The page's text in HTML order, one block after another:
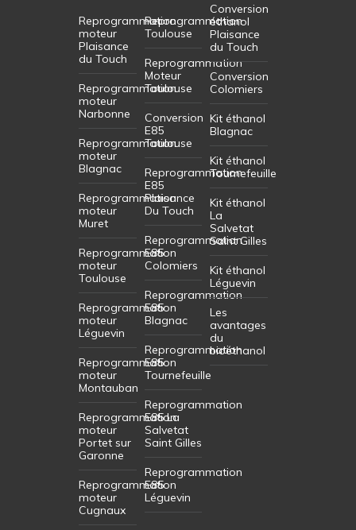
Reprogrammation
moteur
Plaisance
du Touch
Reprogrammation
moteur
Narbonne
Reprogrammation
moteur
Blagnac
Reprogrammation
moteur
Muret
Reprogrammation
moteur
Toulouse
Reprogrammation
moteur
Léguevin
Reprogrammation
moteur
Montauban
Reprogrammation
moteur
Portet sur
Garonne
Reprogrammation
moteur
Cugnaux
Reprogrammation
Toulouse
Reprogrammation
Moteur
Toulouse
Conversion
E85
Toulouse
Reprogrammation
E85
Plaisance
Du Touch
Reprogrammation
E85
Colomiers
Reprogrammation
E85
Blagnac
Reprogrammation
E85
Tournefeuille
Reprogrammation
E85 La
Salvetat
Saint Gilles
Reprogrammation
E85
Léguevin
Conversion
éthanol
Plaisance
du Touch
Conversion
Colomiers
Kit éthanol
Blagnac
Kit éthanol
Tournefeuille
Kit éthanol
La
Salvetat
Saint Gilles
Kit éthanol
Léguevin
Les
avantages
du
bioéthanol